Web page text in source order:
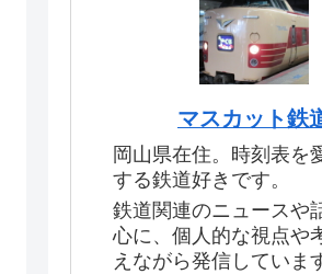
マスカット鉄
岡山県在住。時刻表を
する鉄道好きです。
鉄道関連のニュースや
心に、個人的な視点や
えながら発信していま